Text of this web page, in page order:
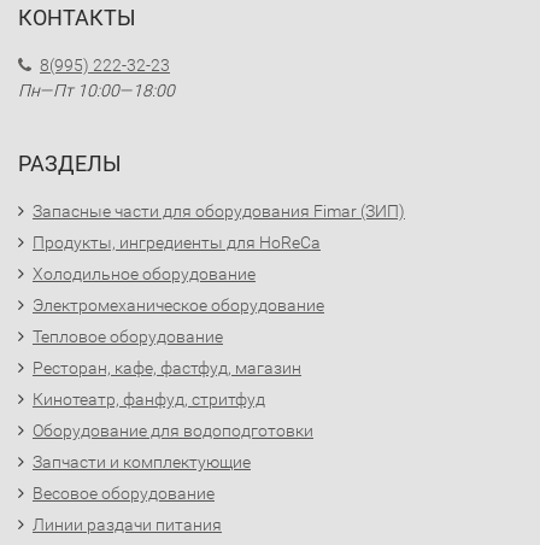
КОНТАКТЫ
8(995) 222-32-23
Пн—Пт 10:00—18:00
РАЗДЕЛЫ
Запасные части для оборудования Fimar (ЗИП)
Продукты, ингредиенты для HoReCa
Холодильное оборудование
Электромеханическое оборудование
Тепловое оборудование
Ресторан, кафе, фастфуд, магазин
Кинотеатр, фанфуд, стритфуд
Оборудование для водоподготовки
Запчасти и комплектующие
Весовое оборудование
Линии раздачи питания